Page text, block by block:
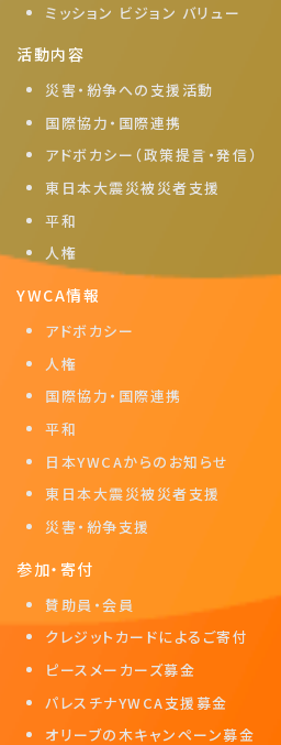
ミッション ビジョン バリュー
活動内容
災害・紛争への支援活動
国際協力・国際連携
アドボカシー（政策提言・発信）
東日本大震災被災者支援
平和
人権
YWCA情報
アドボカシー
人権
国際協力・国際連携
平和
日本YWCAからのお知らせ
東日本大震災被災者支援
災害・紛争支援
参加・寄付
賛助員・会員
クレジットカードによるご寄付
ピースメーカーズ募金
パレスチナYWCA支援募金
オリーブの木キャンペーン募金